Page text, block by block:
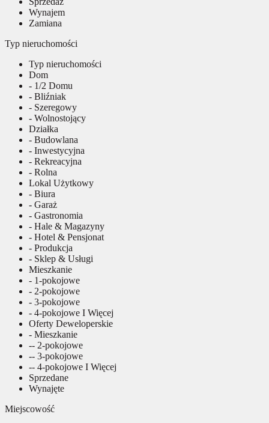
Wynajem
Zamiana
Typ nieruchomości
Typ nieruchomości
Dom
- 1/2 Domu
- Bliźniak
- Szeregowy
- Wolnostojący
Działka
- Budowlana
- Inwestycyjna
- Rekreacyjna
- Rolna
Lokal Użytkowy
- Biura
- Garaż
- Gastronomia
- Hale & Magazyny
- Hotel & Pensjonat
- Produkcja
- Sklep & Usługi
Mieszkanie
- 1-pokojowe
- 2-pokojowe
- 3-pokojowe
- 4-pokojowe I Więcej
Oferty Deweloperskie
- Mieszkanie
-- 2-pokojowe
-- 3-pokojowe
-- 4-pokojowe I Więcej
Sprzedane
Wynajęte
Miejscowość